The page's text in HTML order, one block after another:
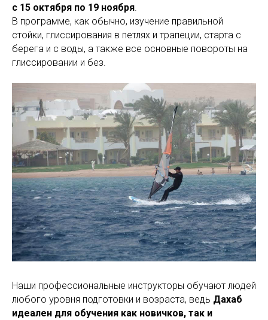
с 15 октября по 19 ноября.
В программе, как обычно, изучение правильной
стойки, глиссирования в петлях и трапеции, старта с
берега и с воды, а также все основные повороты на
глиссировании и без.
Наши профессиональные инструкторы обучают людей
любого уровня подготовки и возраста, ведь Дахаб
идеален для обучения как новичков, так и